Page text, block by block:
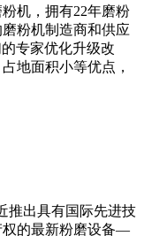
机，拥有22年磨粉
粉机制造商和供应
专家优化升级改
地面积小等优点，
推出具有国际先进技
权的最新粉磨设备—